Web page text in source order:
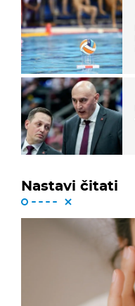
Nastavi čitati